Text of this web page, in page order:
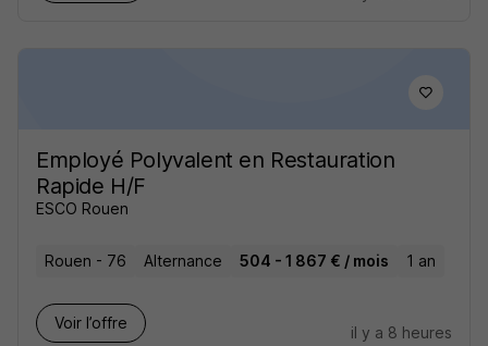
Employé Polyvalent en Restauration
Rapide H/F
ESCO Rouen
Rouen - 76 Alternance 504 - 1 867 € / mois 1 an
Voir l’offre
il y a 8 heures